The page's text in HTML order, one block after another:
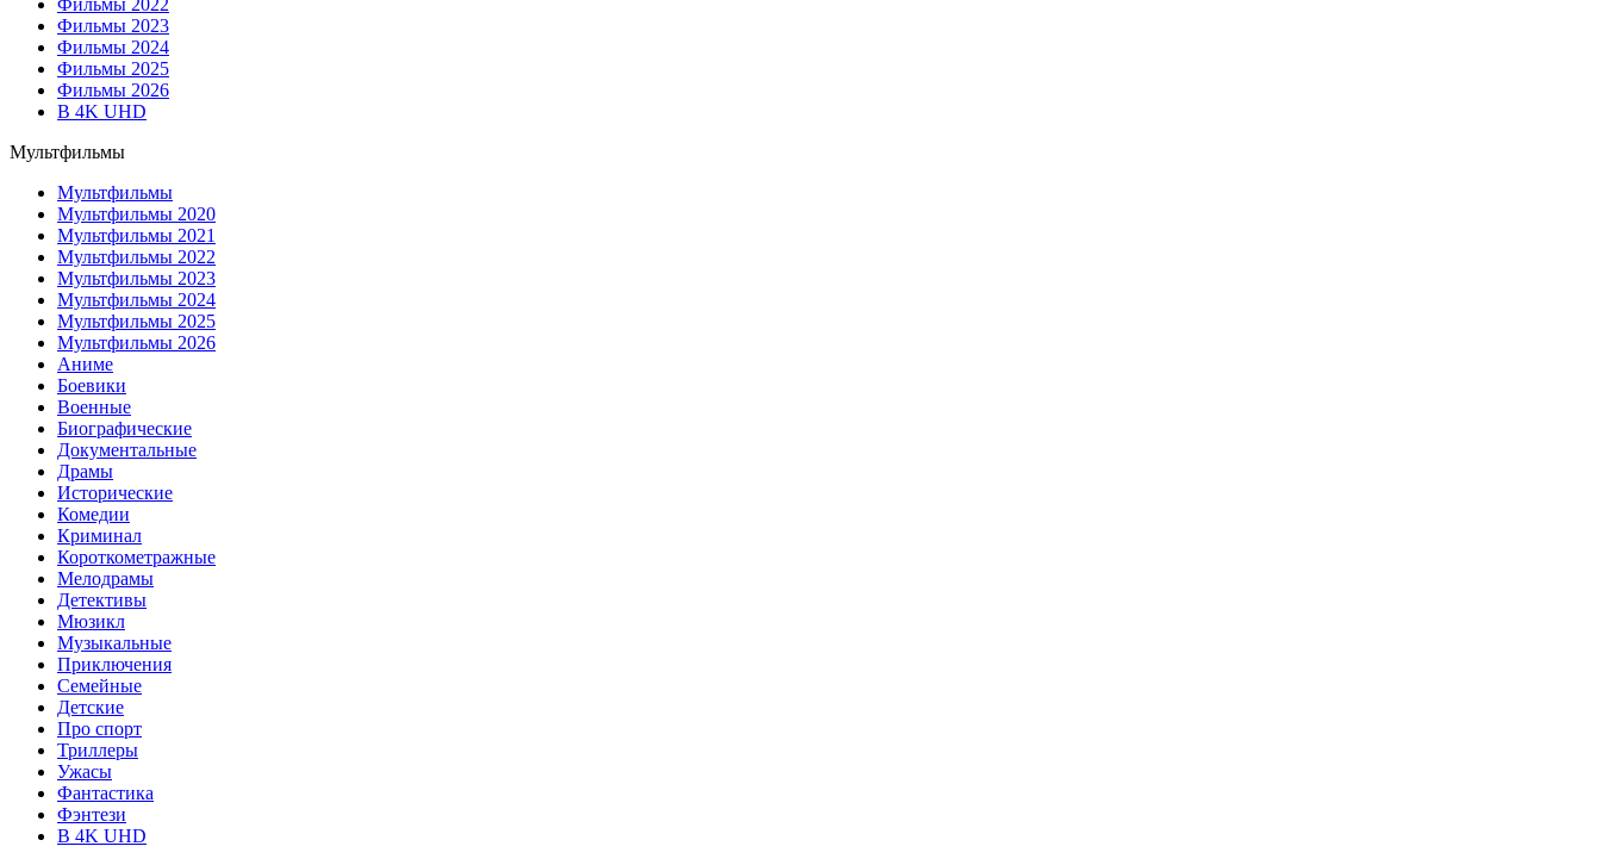
Фильмы 2023
Фильмы 2024
Фильмы 2025
Фильмы 2026
В 4K UHD
Мультфильмы
Мультфильмы
Мультфильмы 2020
Мультфильмы 2021
Мультфильмы 2022
Мультфильмы 2023
Мультфильмы 2024
Мультфильмы 2025
Мультфильмы 2026
Аниме
Боевики
Военные
Биографические
Документальные
Драмы
Исторические
Комедии
Криминал
Короткометражные
Мелодрамы
Детективы
Мюзикл
Музыкальные
Приключения
Семейные
Детские
Про спорт
Триллеры
Ужасы
Фантастика
Фэнтези
В 4K UHD